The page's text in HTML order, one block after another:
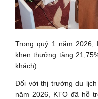
Trong quý 1 năm 2026,
khen thưởng tăng
khách).
Đối với thị trường du
năm 2026, KTO đã hỗ